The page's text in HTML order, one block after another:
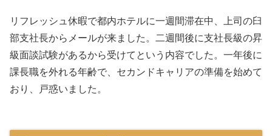
リフレッシュ休暇で都内ホテルに一週間滞在中、上司の臼
部支社長からメールが来ました。二週間後に支社長級の昇
級面談試験があるから受けてという内容でした。一年後に
課長職を外れる年齢で、セカンドキャリアの準備を始めて
おり、戸惑いました。